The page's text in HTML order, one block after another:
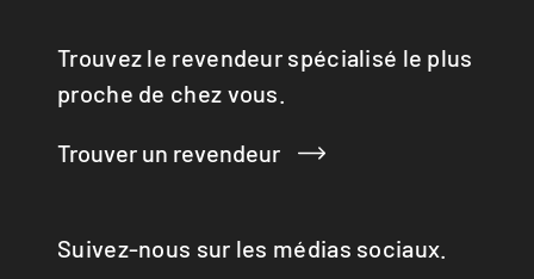
Q-TEE 2 GAZ
QUADRO
SIRA
VISIO 3:1 ST
Trouvez le revendeur spécialisé le plus
proche de chez vous.
Trouver un revendeur
Suivez-nous sur les médias sociaux.